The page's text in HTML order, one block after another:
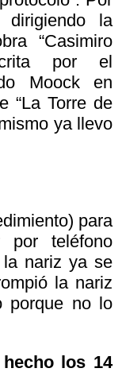
la
“Casimiro
por el
Moock en
“La Torre de
ya llevo
para
por teléfono
nariz ya se
la nariz
porque no lo
los 14